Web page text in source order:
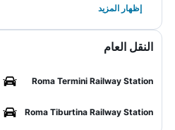
إظهار المزيد
النقل العام
Roma Termini Railway Station
Roma Tiburtina Railway Station